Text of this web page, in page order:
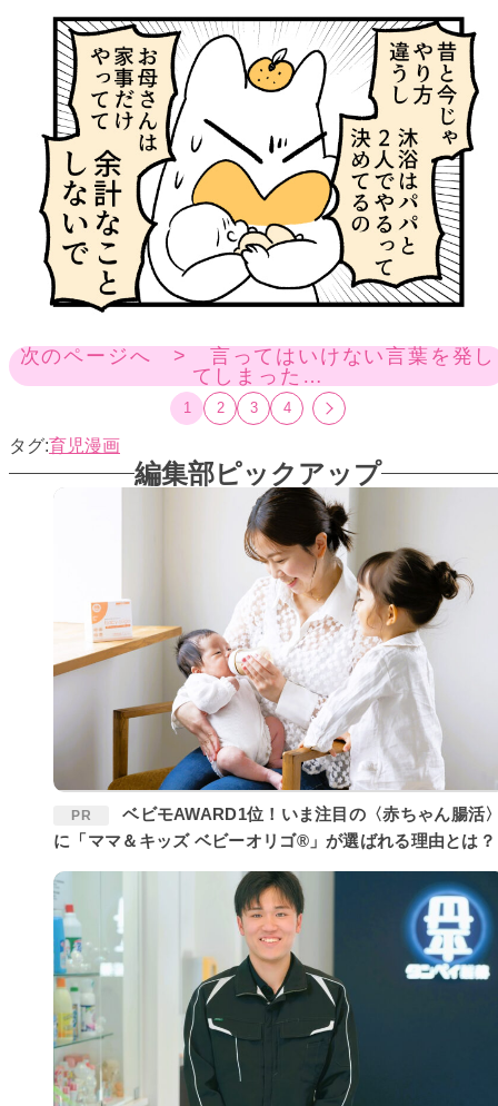
次のページへ > 言ってはいけない言葉を発し
てしまった…
1 2 3 4
育児漫画
編集部ピックアップ
PR
ベビモAWARD1位！いま注目の〈赤ちゃん腸活〉
に「ママ＆キッズ ベビーオリゴ®」が選ばれる理由とは？